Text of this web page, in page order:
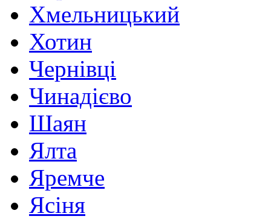
Хмельницький
Хотин
Чернівці
Чинадієво
Шаян
Ялта
Яремче
Ясіня